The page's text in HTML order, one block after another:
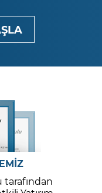
tarafından